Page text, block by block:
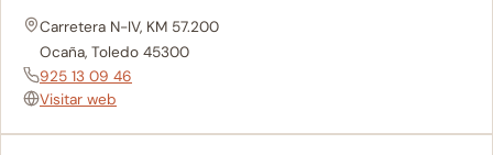
Carretera N-IV, KM 57.200
Ocaña, Toledo 45300
925 13 09 46
Visitar web